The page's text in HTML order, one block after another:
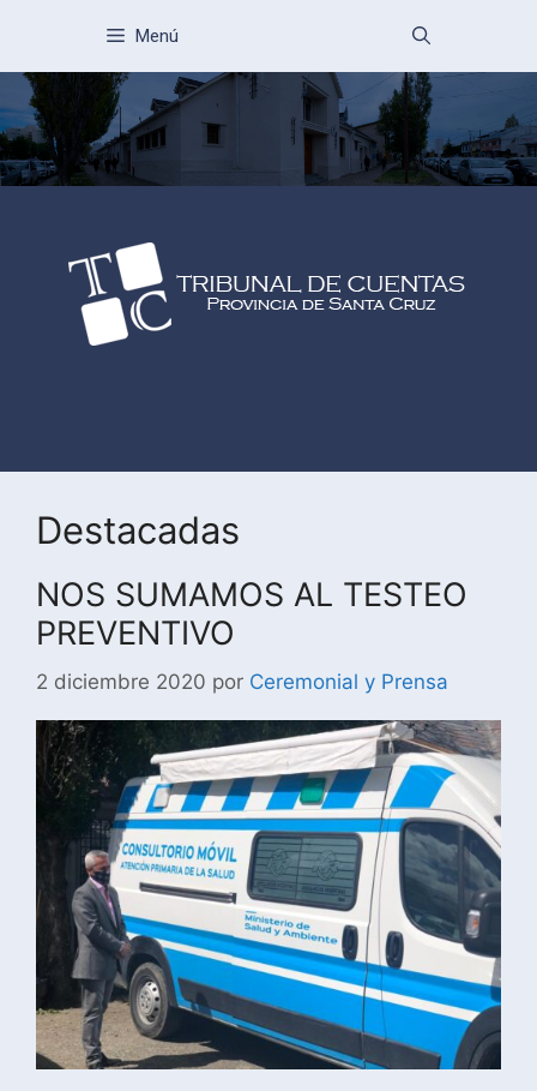
Menú
Destacadas
NOS SUMAMOS AL TESTEO
PREVENTIVO
2 diciembre 2020 por Ceremonial y Prensa